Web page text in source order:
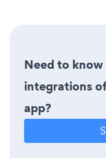
Need to
integrations
app?